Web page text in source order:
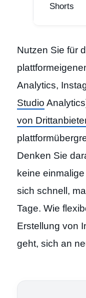
Shorts
Nutzen Sie für
Analytics,
Studio
von
Denken Sie
keine
sich schnell,
Tage. Wie
Erstellung von
geht, sich an